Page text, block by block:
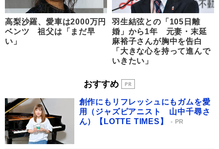
高梨沙羅、愛車は2000万円
ベンツ 祖父は「まだ早
い」
羽生結弦との「105日離
婚」から1年 元妻・末延
麻裕子さんが胸中を告白
「大きな心を持って進んで
いきたい」
おすすめ
創作にもリフレッシュにもガムを愛
用（ジャズピアニスト 山中千尋さ
ん）【LOTTE TIMES】
PR